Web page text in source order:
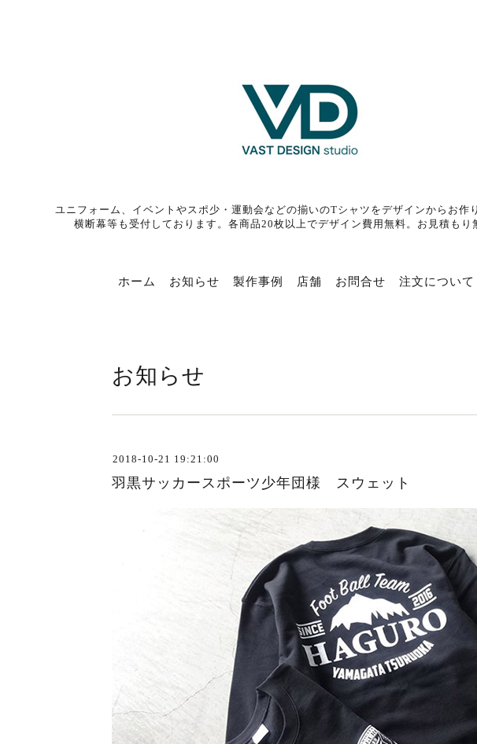
ユニフォーム、イベントやスポ少・運動会などの揃いのTシャツをデザインからお作
横断幕等も受付しております。各商品20枚以上でデザイン費用無料。お見積もり
ホーム お知らせ 製作事例 店舗 お問合せ 注文について
お知らせ
2018-10-21 19:21:00
羽黒サッカースポーツ少年団様 スウェット